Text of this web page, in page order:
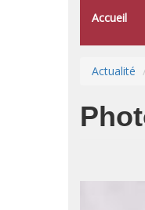
Accueil
Actualité